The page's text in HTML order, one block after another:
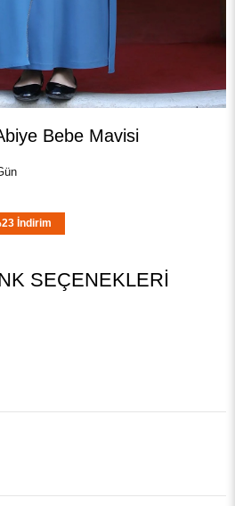
Bebe Mavisi
23 İndirim
SEÇENEKLERI